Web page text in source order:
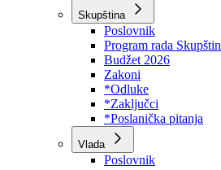
Turistička organizacija
Dokumenti
Skupština
Poslovnik
Program rada Skupštine
Budžet 2026
Zakoni
*Odluke
*Zaključci
*Poslanička pitanja